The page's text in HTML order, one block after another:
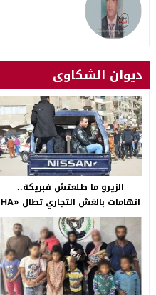
ديوان الشكاوى
الزيرو ما طلعتش فبريكة..
اتهامات بالغش التجاري تطال «HA
Auto التجمع».. شكوى شراء
سيارة بـ3 ملايين جنيه تفجّر الأزمة